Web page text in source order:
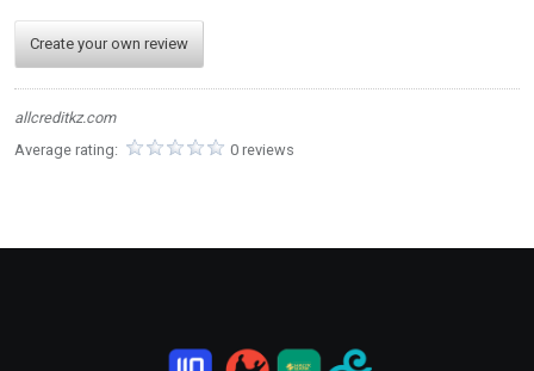
Create your own review
allcreditkz.com
Average rating:
0 reviews